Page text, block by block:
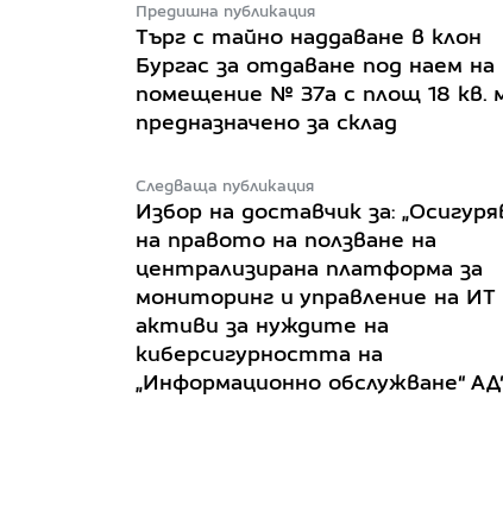
Предишна публикация
Търг с тайно наддаване в клон
Бургас за отдаване под наем на
помещение № 37а с площ 18 кв.
предназначено за склад
Следваща публикация
Избор на доставчик за:
на правото на ползване на
централизирана платформа за
мониторинг и управление на ИТ
активи за нуждите на
киберсигурността на
„Информационно обслужване“